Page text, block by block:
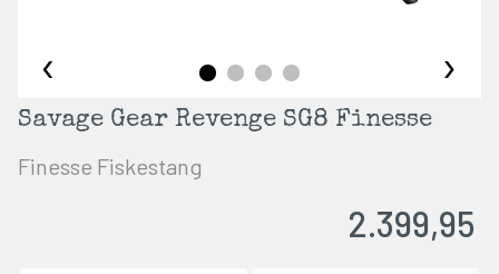
‹ ›
Savage Gear Revenge SG8 Finesse
Finesse Fiskestang
2.399,95